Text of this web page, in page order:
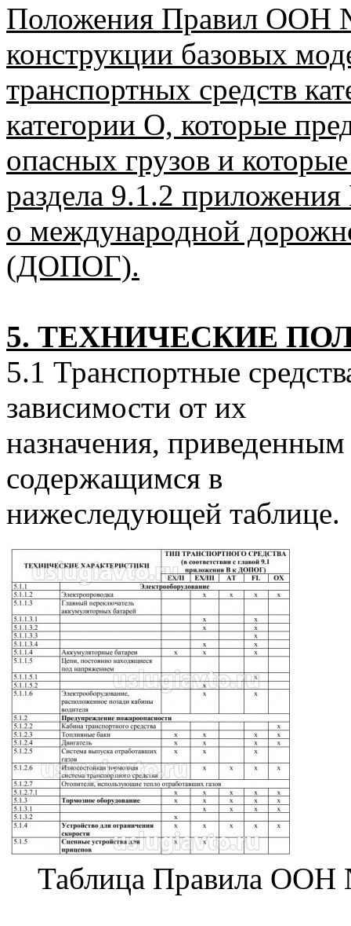
Положения Правил ООН
конструкции базовых
транспортных средств
категории О, которые
опасных грузов и
раздела 9.1.2
о международной
(ДОПОГ).
5. ТЕХНИЧЕСКИЕ
5.1 Транспортные
зависимости от их
назначения,
содержащимся в
нижеследующей таблице.
Таблица Правила